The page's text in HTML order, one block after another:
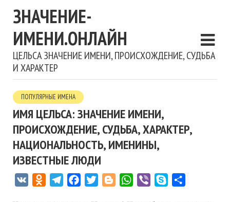
ЗНАЧЕНИЕ-
ИМЕНИ.ОНЛАЙН
ЦЕЛЬСА ЗНАЧЕНИЕ ИМЕНИ, ПРОИСХОЖДЕНИЕ, СУДЬБА
И ХАРАКТЕР
ПОПУЛЯРНЫЕ ИМЕНА
ИМЯ ЦЕЛЬСА: ЗНАЧЕНИЕ ИМЕНИ,
ПРОИСХОЖДЕНИЕ, СУДЬБА, ХАРАКТЕР,
НАЦИОНАЛЬНОСТЬ, ИМЕНИНЫ,
ИЗВЕСТНЫЕ ЛЮДИ
VK Odnoklassniki
TelegramFacebookTwitterBloggerWhatsApp
Viber Skype